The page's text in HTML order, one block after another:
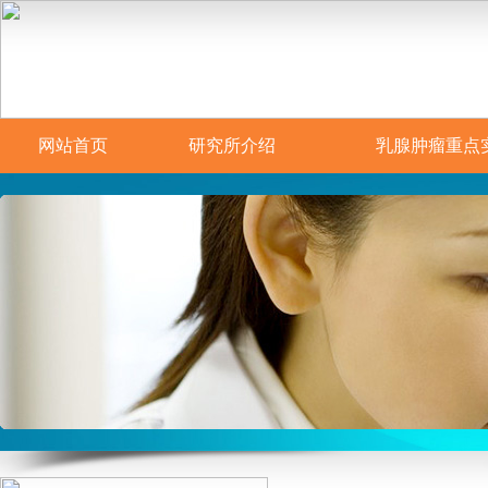
网站首页 研究所介绍 乳腺肿瘤重点